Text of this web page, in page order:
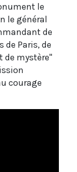
le
le général
de
de Paris, de
de mystère"
courage